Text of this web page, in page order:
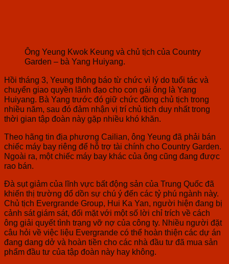
Ông Yeung Kwok Keung và chủ tịch của Country
Garden – bà Yang Huiyang.
Hồi tháng 3, Yeung thông báo từ chức vì lý do tuổi tác và
chuyển giao quyền lãnh đạo cho con gái ông là Yang
Huiyang. Bà Yang trước đó giữ chức đồng chủ tịch trong
nhiều năm, sau đó đảm nhận vị trí chủ tịch duy nhất trong
thời gian tập đoàn này gặp nhiều khó khăn.
Theo hãng tin địa phương Cailian, ông Yeung đã phải bán
chiếc máy bay riêng để hỗ trợ tài chính cho Country Garden.
Ngoài ra, một chiếc máy bay khác của ông cũng đang được
rao bán.
Đà sụt giảm của lĩnh vực bất động sản của Trung Quốc đã
khiến thị trường đổ dồn sự chú ý đến các tỷ phú ngành này.
Chủ tịch Evergrande Group, Hui Ka Yan, người hiện đang bị
cảnh sát giám sát, đối mặt với một số lời chỉ trích về cách
ông giải quyết tình trạng vỡ nợ của công ty. Nhiều người đặt
câu hỏi về việc liệu Evergrande có thể hoàn thiện các dự án
đang dang dở và hoàn tiền cho các nhà đầu tư đã mua sản
phẩm đầu tư của tập đoàn này hay không.